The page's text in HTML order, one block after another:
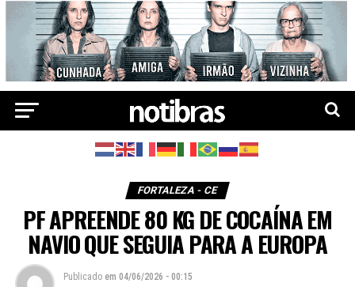
FORTALEZA - CE
PF APREENDE 80 KG DE COCAÍNA EM
NAVIO QUE SEGUIA PARA A EUROPA
Publicado em 04/06/2026 - 00:15